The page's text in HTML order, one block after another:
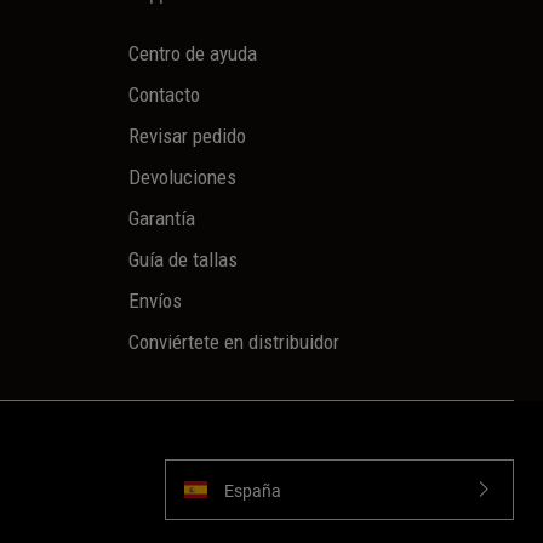
Centro de ayuda
Contacto
Revisar pedido
Devoluciones
Garantía
Guía de tallas
Envíos
Conviértete en distribuidor
España